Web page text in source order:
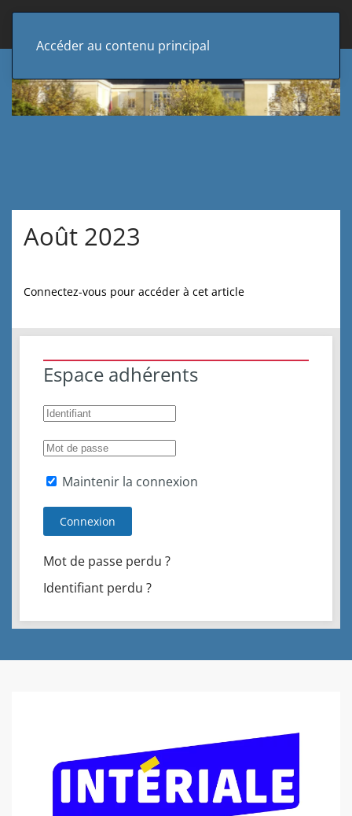
Accéder au contenu principal
Août 2023
Connectez-vous pour accéder à cet article
Espace adhérents
Maintenir la connexion
Connexion
Mot de passe perdu ?
Identifiant perdu ?